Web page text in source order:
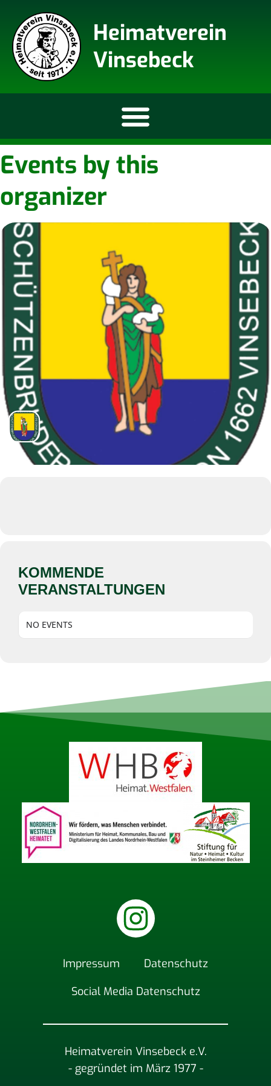
Heimatverein
Vinsebeck
Events by this
organizer
KOMMENDE
VERANSTALTUNGEN
NO EVENTS
Impres­sum
Daten­schutz
Social Media Datenschutz
Heimatverein Vinsebeck e.V.
- gegründet im März 1977 -